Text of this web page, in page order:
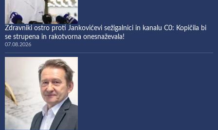
Zdravniki ostro proti Jankovićevi sežigalnici in kanalu C0: Kopičila bi
se strupena in rakotvorna onesnaževala!
07.08.2026